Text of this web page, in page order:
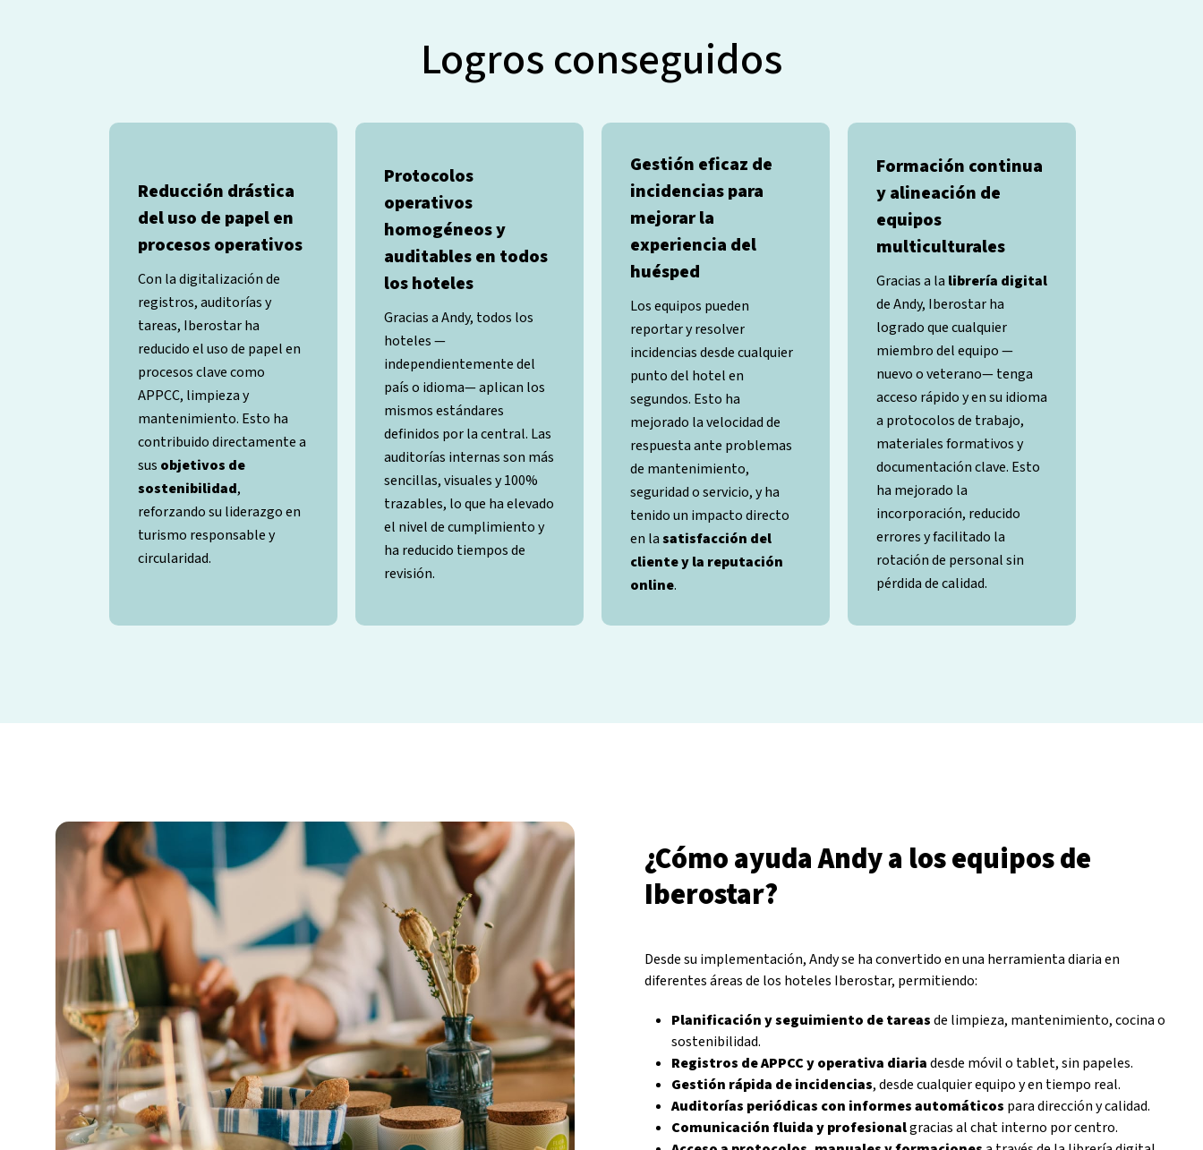
Logros conseguidos
Reducción drástica
del uso de papel en
procesos operativos
Con la digitalización de
registros, auditorías y
tareas, Iberostar ha
reducido el uso de papel en
procesos clave como
APPCC, limpieza y
mantenimiento. Esto ha
contribuido directamente a
sus objetivos de
sostenibilidad,
reforzando su liderazgo en
turismo responsable y
circularidad.
Protocolos
operativos
homogéneos y
auditables en todos
los hoteles
Gracias a Andy, todos los
hoteles —
independientemente del
país o idioma— aplican los
mismos estándares
definidos por la central. Las
auditorías internas son más
sencillas, visuales y 100%
trazables, lo que ha elevado
el nivel de cumplimiento y
ha reducido tiempos de
revisión.
Gestión eficaz de
incidencias para
mejorar la
experiencia del
huésped
Los equipos pueden
reportar y resolver
incidencias desde cualquier
punto del hotel en
segundos. Esto ha
mejorado la velocidad de
respuesta ante problemas
de mantenimiento,
seguridad o servicio, y ha
tenido un impacto directo
en lasatisfacción del
cliente y la reputación
online.
Formación continua
y alineación de
equipos
multiculturales
Gracias a la librería digital
de Andy, Iberostar ha
logrado que cualquier
miembro del equipo —
nuevo o veterano— tenga
acceso rápido y en su idioma
a protocolos de trabajo,
materiales formativos y
documentación clave. Esto
ha mejorado la
incorporación, reducido
errores y facilitado la
rotación de personal sin
pérdida de calidad.
¿Cómo ayuda Andy a los equipos de
Iberostar?
Desde su implementación, Andy se ha convertido en una herramienta diaria en
diferentes áreas de los hoteles Iberostar, permitiendo:
Planificación y seguimiento de tareasde limpieza, mantenimiento, cocina o
sostenibilidad.
Registros de APPCC y operativa diariadesde móvil o tablet, sin papeles.
Gestión rápida de incidencias, desde cualquier equipo y en tiempo real.
Auditorías periódicas con informes automáticos para dirección y calidad.
Comunicación fluida y profesionalgracias al chat interno por centro.